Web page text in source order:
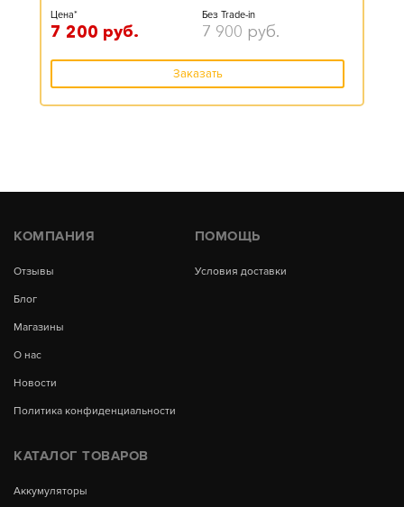
Цена*
7 200 руб.
Без Trade-in
7 900 руб.
Заказать
КОМПАНИЯ
Отзывы
Блог
Магазины
О нас
Новости
Политика конфиденциальности
ПОМОЩЬ
Условия доставки
КАТАЛОГ ТОВАРОВ
Аккумуляторы